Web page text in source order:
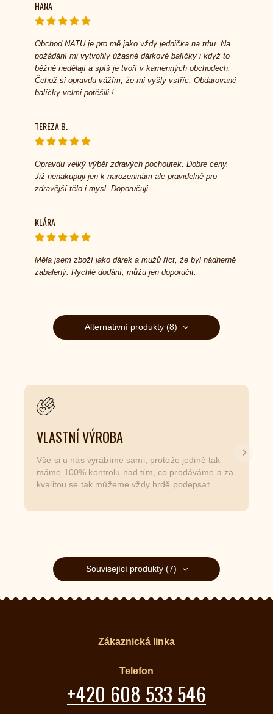
HANA
Obchod NATU je pro mě jako vždy jednička na trhu. Na
požádání mi vytvořily úžasné dárkové balíčky i když to
běžně nedělají a spíš je tvoří v kamenných obchodech.
Čehož si opravdu vážím, že mi vyšly vstříc. Obdarované
balíčky velmi potěšili !
TEREZA B.
Opravdu velký výběr zdravých pochoutek. Dobre ceny.
Již nenakupuji jen k narozeninám ale pravidelně pro
zdravější tělo i mysl. Doporučuji.
KLÁRA
Měla jsem zboží jako dárek a mužů říct, že byl nádherně
zabalený. Rychlé dodání, můžu jen doporučit.
Alternativní produkty (8)
VLASTNÍ VÝROBA
Vše si u nás vyrábíme sami, protože jedině tak
máme 100% kontrolu nad tím, co prodáváme a za
kvalitou se tak můžeme vždy hrdě podepsat. .
Další
Související produkty (7)
Zákaznická linka
Telefon
+420 608 533 546